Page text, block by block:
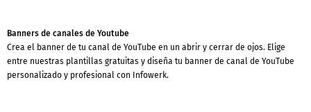
Banners de canales de Youtube
Crea el banner de tu canal de YouTube en un abrir y cerrar de ojos. Elige
entre nuestras plantillas gratuitas y diseña tu banner de canal de YouTube
personalizado y profesional con Infowerk.